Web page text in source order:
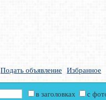
Подать объявление Избранное
в заголовках с